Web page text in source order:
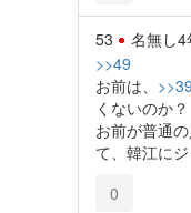
53 名無し4
>>49
お前は、 >>39
くないのか？
お前が普通
て、韓江にジ
0